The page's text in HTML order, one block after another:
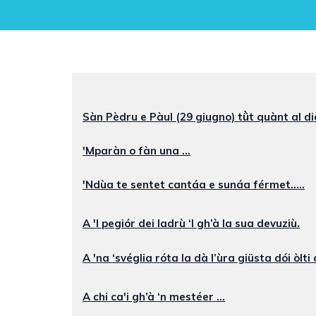
Sàn Pèdru e Pàul (29 giugno) tǜt quànt al
'Mparàn o fàn una ...
'Ndùa te sentet cantáa e sunáa férmet.....
A 'l pegiór dei ladrù ‘l gh’à la sua devuziù.
A 'na ‘svéglia róta la dà l’ùra giüsta dói òlti
A chi ca'i gh’à ‘n mestéer ...